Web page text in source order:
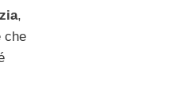
,
che